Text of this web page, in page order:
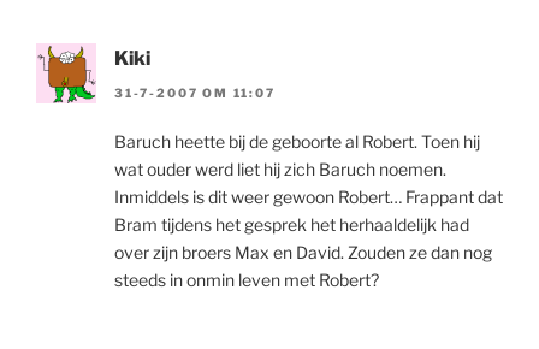
Kiki
31-7-2007 OM 11:07
Baruch heette bij de geboorte al Robert. Toen hij
wat ouder werd liet hij zich Baruch noemen.
Inmiddels is dit weer gewoon Robert… Frappant dat
Bram tijdens het gesprek het herhaaldelijk had
over zijn broers Max en David. Zouden ze dan nog
steeds in onmin leven met Robert?